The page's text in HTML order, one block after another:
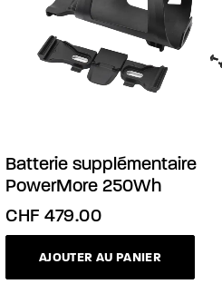
Batterie supplémentaire
PowerMore 250Wh
CHF 479.00
AJOUTER AU PANIER